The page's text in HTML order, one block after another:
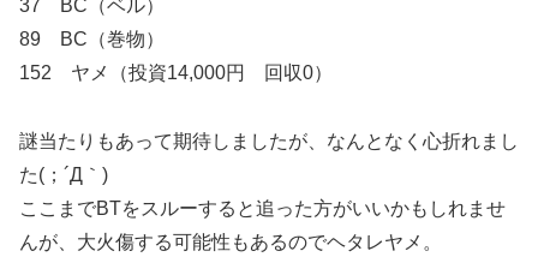
37 BC（ベル）
89 BC（巻物）
152 ヤメ（投資14,000円 回収0）
謎当たりもあって期待しましたが、なんとなく心折れまし
た(；´Д｀)
ここまでBTをスルーすると追った方がいいかもしれませ
んが、大火傷する可能性もあるのでヘタレヤメ。